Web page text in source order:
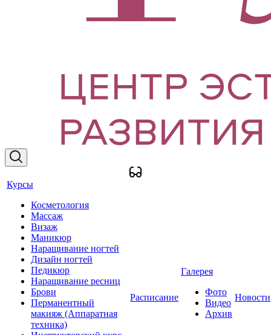
Курсы
Косметология
Массаж
Визаж
Маникюр
Наращивание ногтей
Дизайн ногтей
Педикюр
Наращивание ресниц
Брови
Перманентный
макияж (Аппаратная
техника)
Расписание
Галерея
Фото
Видео
Архив
Новости